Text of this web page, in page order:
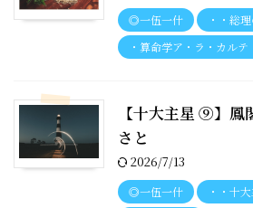
◎一伍一什
・・総
・算命学ア・ラ・カルテ
【十大主星 ⑨】鳳
さと
2026/7/13
◎一伍一什 ・・十